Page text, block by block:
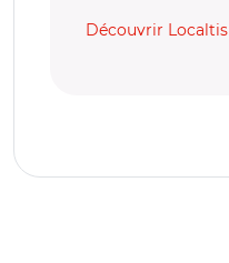
Découvrir Localtis